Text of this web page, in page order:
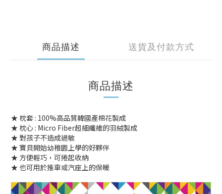
商品描述 送貨及付款方式
商品描述
★ 枕套 : 100%高品質韓國產棉花製成
★ 枕心 : Micro Fiber超細纖維的羽絨製成
★ 對孩子不造成過敏
★ 寶貝開始幼稚園上學的好夥伴
★ 方便輕巧，可捲起收納
★ 也可用於推車或汽座上的保暖